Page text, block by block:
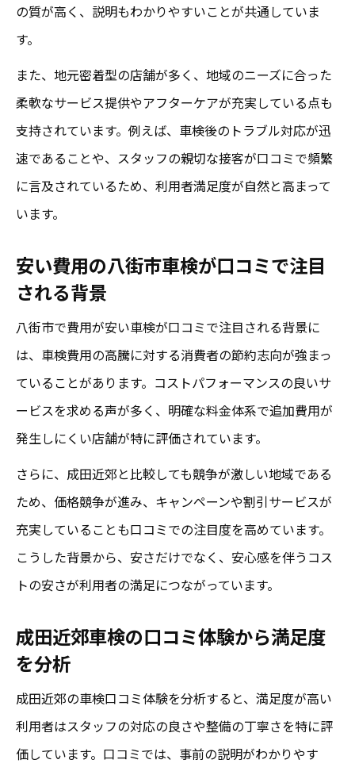
車検の安さと満足度を両立する成田エリア
成田の車検口コミが示すコストパフォーマ
ンスの秘訣
口コミで分かる成田車検の安い店舗選びの
注意点
口コミ重視なら八街周辺の車検サービスが最適
口コミで選ぶ八街の安い車検店舗のポイン
ト
成田エリアと八街市の口コミ満足度を徹底
比較
納得できる車検を探すコツは口コミ活用にあり
安い費用だけで選ばない口コミ重視の車検
成田と八街市の口コミ満足度を比較検討す
口コミで分かる成田周辺の車検サービスの
良し悪し
満足度アップに繋がる口コミ情報の見極め
の質が高く、説明もわかりやすいことが共通していま
す。
また、地元密着型の店舗が多く、地域のニーズに合った
柔軟なサービス提供やアフターケアが充実している点も
支持されています。例えば、車検後のトラブル対応が迅
速であることや、スタッフの親切な接客が口コミで頻繁
に言及されているため、利用者満足度が自然と高まって
います。
安い費用の八街市車検が口コミで注目
される背景
八街市で費用が安い車検が口コミで注目される背景に
は、車検費用の高騰に対する消費者の節約志向が強まっ
ていることがあります。コストパフォーマンスの良いサ
ービスを求める声が多く、明確な料金体系で追加費用が
発生しにくい店舗が特に評価されています。
さらに、成田近郊と比較しても競争が激しい地域である
ため、価格競争が進み、キャンペーンや割引サービスが
充実していることも口コミでの注目度を高めています。
こうした背景から、安さだけでなく、安心感を伴うコス
トの安さが利用者の満足につながっています。
成田近郊車検の口コミ体験から満足度
を分析
成田近郊の車検口コミ体験を分析すると、満足度が高い
利用者はスタッフの対応の良さや整備の丁寧さを特に評
価しています。口コミでは、事前の説明がわかりやす